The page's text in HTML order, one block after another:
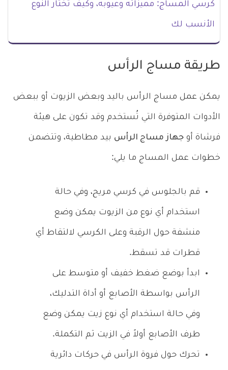
كرسي المساج: مميزاته وعيوبه، وكيف تختار النوع
الأنسب لك
طريقة مساج الرأس
يمكن عمل مساج الرأس باليد وبعض الزيوت أو ببعض
الأدوات المتوفرة التي تُستخدم وقد تكون على هيئة
فرشاة أو جهاز مساج الرأس بيد مطاطية، وتتضمن
خطوات عمل المساج ما يلي:
قم بالجلوس في كرسي مريح، وفي حالة
استخدام أي نوع من الزيوت يمكن وضع
منشفة حول الرقبة وعلى الكرسي لالتقاط أي
قطرات قد تسقط.
ابدأ بوضع ضغط خفيف أو متوسط على
الرأس بواسطة الأصابع أو أداة التدليك،
وفي حالة استخدام أي نوع زيت يمكن وضع
طرف الأصابع أولاً في الزيت ثم التكملة.
تحرك حول فروة الرأس في حركات دائرية